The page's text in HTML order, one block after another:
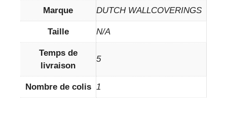
Marque DUTCH WALLCOVERINGS
Taille N/A
Temps de
livraison
5
Nombre de colis 1